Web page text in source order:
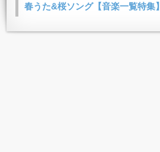
春うた&桜ソング【音楽一覧特集】